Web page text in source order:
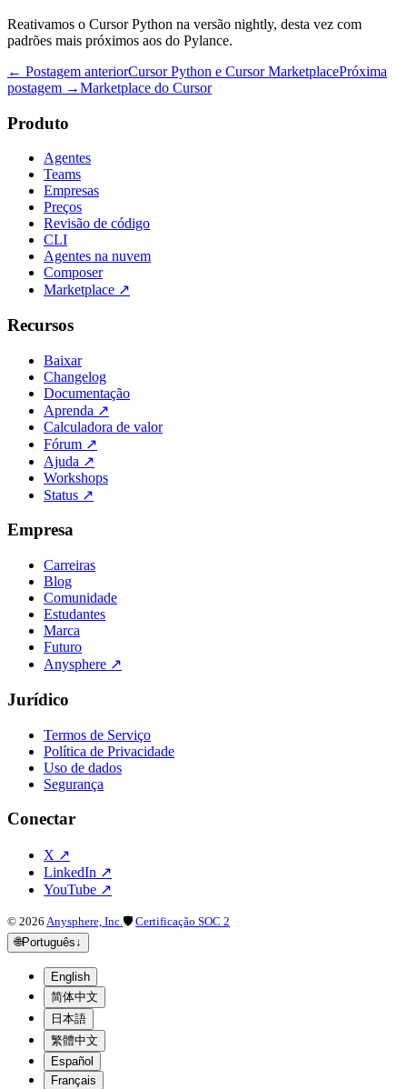
Reativamos o Cursor Python na versão nightly, desta vez com
padrões mais próximos aos do Pylance.
← Postagem anteriorCursor Python e Cursor MarketplacePróxima
postagem →Marketplace do Cursor
Produto
Agentes
Teams
Empresas
Preços
Revisão de código
CLI
Agentes na nuvem
Composer
Marketplace ↗
Recursos
Baixar
Changelog
Documentação
Aprenda ↗
Calculadora de valor
Fórum ↗
Ajuda ↗
Workshops
Status ↗
Empresa
Carreiras
Blog
Comunidade
Estudantes
Marca
Futuro
Anysphere ↗
Jurídico
Termos de Serviço
Política de Privacidade
Uso de dados
Segurança
Conectar
X ↗
LinkedIn ↗
YouTube ↗
© 2026 Anysphere, Inc. 🛡 Certificação SOC 2
🌐Português↓
English
简体中文
日本語
繁體中文
Español
Français